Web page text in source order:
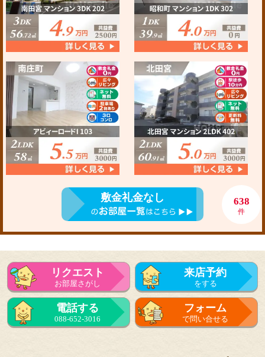
敷金礼金なし 638
件
リクエスト
お部屋さがし
来店予約
をする
電話する
088-652-3016
フォーム
で問い合せる